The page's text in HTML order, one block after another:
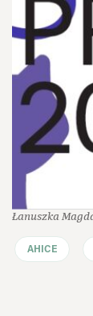
Łanuszka
AHICE